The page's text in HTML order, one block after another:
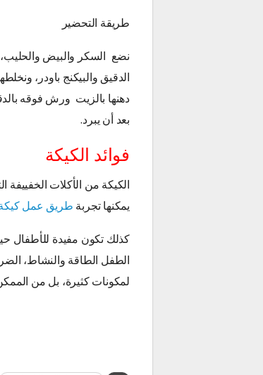
طريقة التحضير
نضع السكر والبيض والحليب،
الدقيق والبيكنج باودر،
دهنها بالزيت ورش فوقه
بعد أن يبرد.
فوائد الكيكة
الكيكة من الأكلات الخفييفة
يمكنها تجربة طريق عمل
كذلك تكون مفيدة للأطفال
الطفل الطاقة والنشاط،
لمكونات كثيرة، بل من